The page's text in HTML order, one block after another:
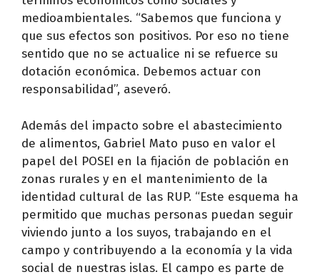
medioambientales. “Sabemos que funciona y
que sus efectos son positivos. Por eso no tiene
sentido que no se actualice ni se refuerce su
dotación económica. Debemos actuar con
responsabilidad”, aseveró.
Además del impacto sobre el abastecimiento
de alimentos, Gabriel Mato puso en valor el
papel del POSEI en la fijación de población en
zonas rurales y en el mantenimiento de la
identidad cultural de las RUP. “Este esquema ha
permitido que muchas personas puedan seguir
viviendo junto a los suyos, trabajando en el
campo y contribuyendo a la economía y la vida
social de nuestras islas. El campo es parte de